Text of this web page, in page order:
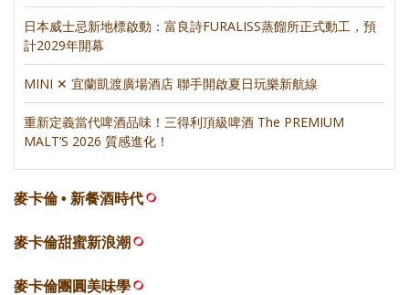
日本威士忌新地標啟動：富良詩FURALISS蒸餾所正式動工，預
計2029年開幕
MINI ✕ 宜蘭凱渡廣場酒店 聯手開啟夏日玩樂新航線
重新定義當代啤酒品味！三得利頂級啤酒 The PREMIUM
MALT’S 2026 質感進化！
麥卡倫 • 新餐酒時代
麥卡倫甜蜜新浪潮
麥卡倫團圓美味學